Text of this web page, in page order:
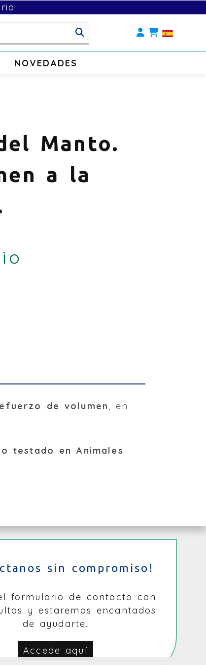
Identifícate
NOVEDADES
Manto.
a la
de volumen, en
testado en Animales
sin compromiso!
formulario de contacto con
y estaremos encantados
de ayudarte.
Accede aquí